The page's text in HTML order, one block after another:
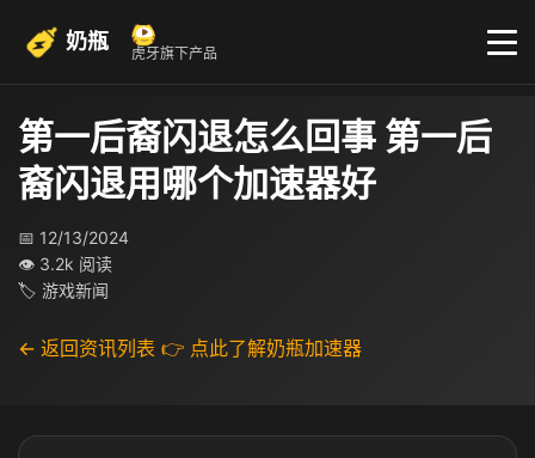
奶瓶 虎牙旗下产品
第一后裔闪退怎么回事 第一后
裔闪退用哪个加速器好
📅 12/13/2024
👁 3.2k 阅读
🏷 游戏新闻
← 返回资讯列表 👉 点此了解奶瓶加速器